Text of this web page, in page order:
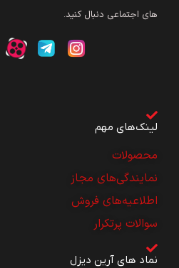
های اجتماعی دنبال کنید.
لینک‌های مهم
محصولات
نمایندگی‌های مجاز
اطلاعیه‌های فروش
سوالات پرتکرار
نماد های آرین دیزل